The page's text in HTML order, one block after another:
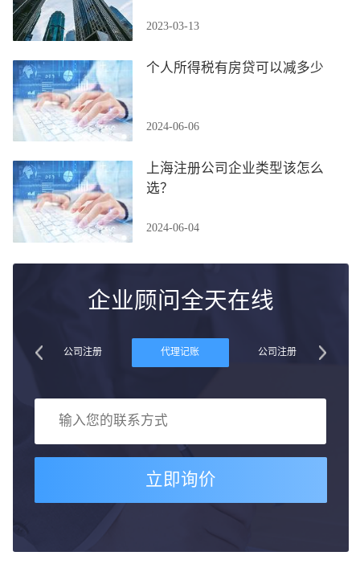
2023-03-13
个人所得税有房贷可以减多少
2024-06-06
上海注册公司企业类型该怎么
选？
2024-06-04
企业顾问全天在线
公司注册 代理记账 公司注册
立即询价